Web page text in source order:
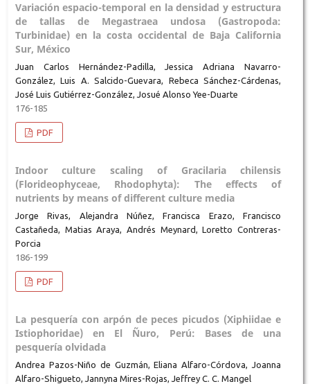
Variación espacio-temporal en la densidad y estructura
de tallas de Megastraea undosa (Gastropoda:
Turbinidae) en la costa occidental de Baja California
Sur, México
Juan Carlos Hernández-Padilla, Jessica Adriana Navarro-
González, Luis A. Salcido-Guevara, Rebeca Sánchez-Cárdenas,
José Luis Gutiérrez-González, Josué Alonso Yee-Duarte
176-185
PDF
Indoor culture scaling of Gracilaria chilensis
(Florideophyceae, Rhodophyta): The effects of
nutrients by means of different culture media
Jorge Rivas, Alejandra Núñez, Francisca Erazo, Francisco
Castañeda, Matias Araya, Andrés Meynard, Loretto Contreras-
Porcia
186-199
PDF
La pesquería con arpón de peces picudos (Xiphiidae e
Istiophoridae) en El Ñuro, Perú: Bases de una
pesquería olvidada
Andrea Pazos-Niño de Guzmán, Eliana Alfaro-Córdova, Joanna
Alfaro-Shigueto, Jannyna Mires-Rojas, Jeffrey C. C. Mangel